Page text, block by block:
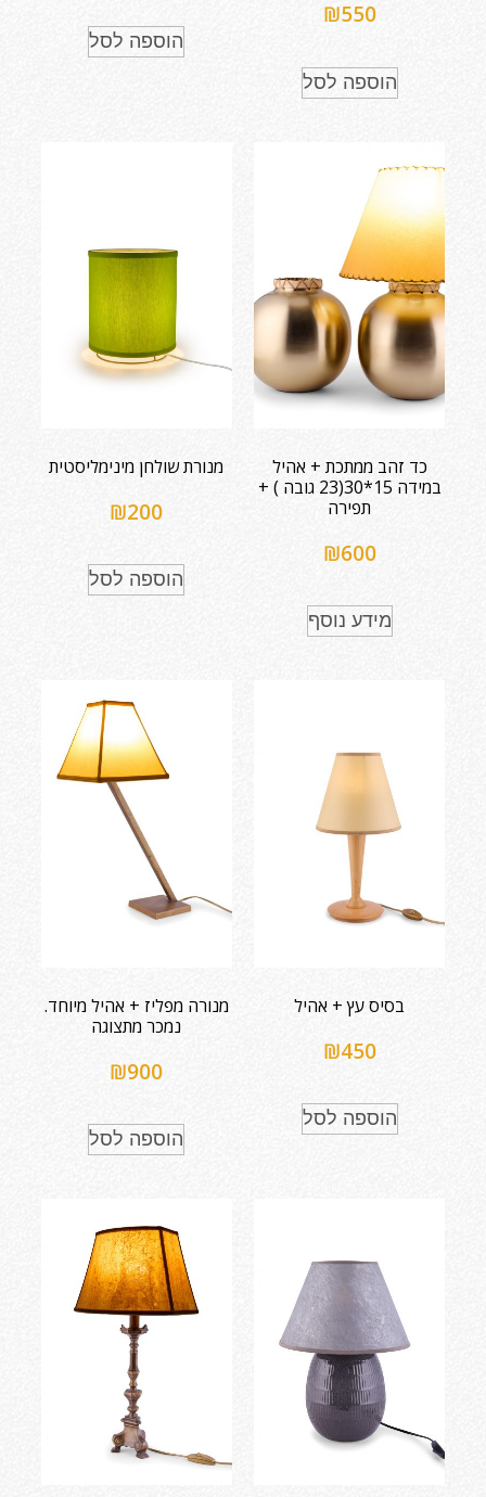
₪550
הוספה לסל
הוספה לסל
כד זהב ממתכת + אהיל
במידה 15*30(23 גובה ) +
תפירה
₪600
מידע נוסף
מנורת שולחן מינימליסטית
₪200
הוספה לסל
בסיס עץ + אהיל
₪450
הוספה לסל
מנורה מפליז + אהיל מיוחד.
נמכר מתצוגה
₪900
הוספה לסל